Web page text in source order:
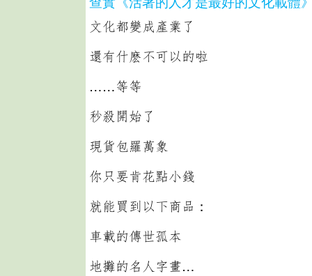
文化都變成產業了
還有什麽不可以的啦
……等等
秒殺開始了
現貨包羅萬象
你只要肯花點小錢
就能買到以下商品：
車載的傳世孤本
地攤的名人字畫…